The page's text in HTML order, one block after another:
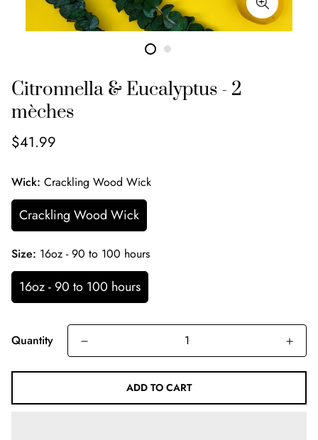
Citronnella & Eucalyptus - 2
mèches
$41.99
Wick: Crackling Wood Wick
Crackling Wood Wick
Size: 16oz - 90 to 100 hours
16oz - 90 to 100 hours
Quantity
ADD TO CART